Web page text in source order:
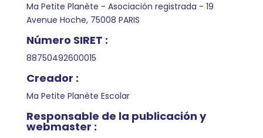
Ma Petite Planète - Asociación registrada - 19
Avenue Hoche, 75008 PARIS
Número SIRET :
88750492600015
Creador :
Ma Petite Planète Escolar
Responsable de la publicación y
webmaster :